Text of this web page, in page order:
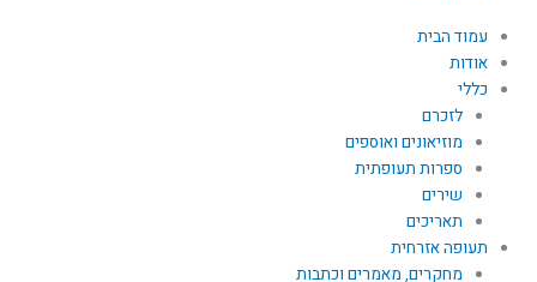
עמוד הבית
אודות
כללי
לזכרם
מוזיאונים ואוספים
ספרות תעופתית
שירים
תאריכים
תעופה אזרחית
מחקרים, מאמרים וכתבות